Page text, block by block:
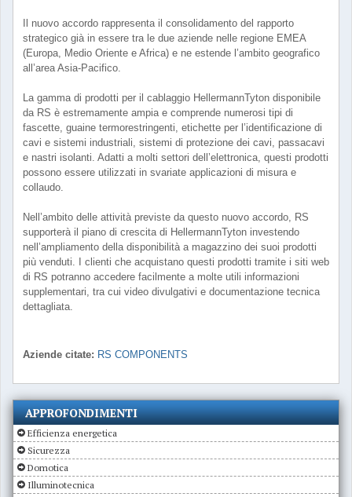
Il nuovo accordo rappresenta il consolidamento del rapporto
strategico già in essere tra le due aziende nelle regione EMEA
(Europa, Medio Oriente e Africa) e ne estende l’ambito geografico
all’area Asia-Pacifico.
La gamma di prodotti per il cablaggio HellermannTyton disponibile
da RS è estremamente ampia e comprende numerosi tipi di
fascette, guaine termorestringenti, etichette per l’identificazione di
cavi e sistemi industriali, sistemi di protezione dei cavi, passacavi
e nastri isolanti. Adatti a molti settori dell’elettronica, questi prodotti
possono essere utilizzati in svariate applicazioni di misura e
collaudo.
Nell’ambito delle attività previste da questo nuovo accordo, RS
supporterà il piano di crescita di HellermannTyton investendo
nell’ampliamento della disponibilità a magazzino dei suoi prodotti
più venduti. I clienti che acquistano questi prodotti tramite i siti web
di RS potranno accedere facilmente a molte utili informazioni
supplementari, tra cui video divulgativi e documentazione tecnica
dettagliata.
Aziende citate: RS COMPONENTS
APPROFONDIMENTI
Efficienza energetica
Sicurezza
Domotica
Illuminotecnica